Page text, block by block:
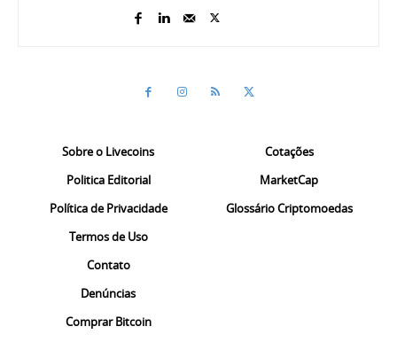
Sobre o Livecoins
Politica Editorial
Política de Privacidade
Termos de Uso
Contato
Denúncias
Comprar Bitcoin
Cotações
MarketCap
Glossário Criptomoedas